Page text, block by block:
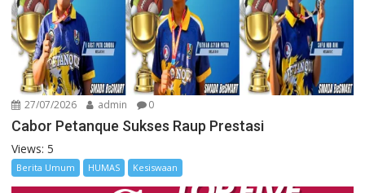
27/07/2026 admin 0
Cabor Petanque Sukses Raup Prestasi
Views: 5
Berita Umum HUMAS Kesiswaan